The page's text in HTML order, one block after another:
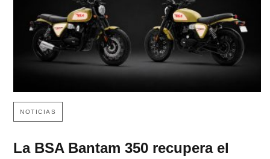
NOTICIAS
La BSA Bantam 350 recupera el